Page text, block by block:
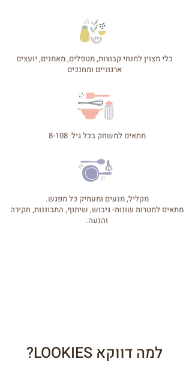
כלי מצוין למנחי קבוצות, מטפלים, מאמנים, יועצים
ארגוניים ומחנכים
מתאים למשחק בכל גיל 8-108
מקליל, מנעים ומעמיק כל מפגש.
מתאים למטרות שונות- גיבוש, שיתוף, התבוננות, חקירה
והנעה.
למה דווקא LOOKIES?